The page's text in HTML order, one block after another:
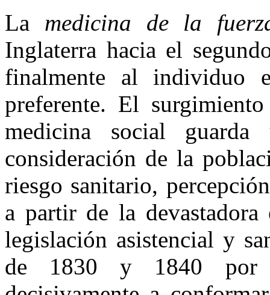
La medicina de la
Inglaterra hacia el
finalmente al individuo
preferente. El
medicina social
consideración de la
riesgo sanitario,
a partir de la
legislación asistencial y
de 1830 y 1840 por